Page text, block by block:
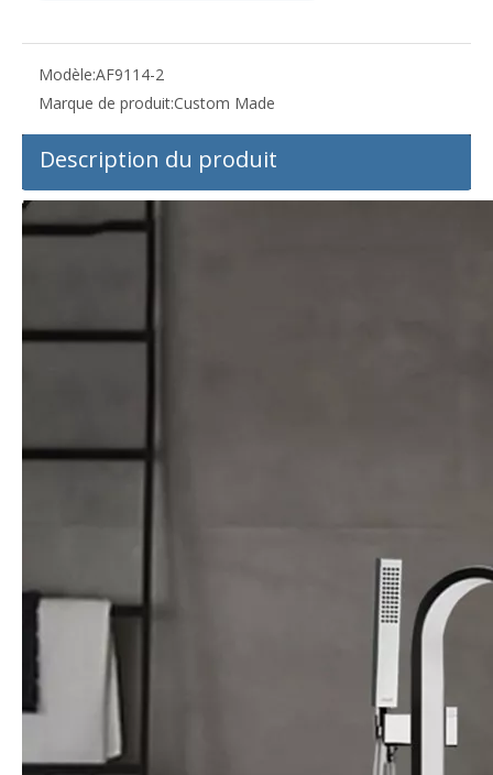
Modèle:AF9114-2
Marque de produit:Custom Made
Description du produit